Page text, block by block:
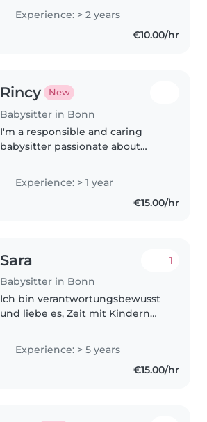
Betreuung von Babys und
Kleinkindern. Schon vorher habe
ich regelmäßig auf meinen
Experience: > 2 years
€10.00/hr
Rincy New
Babysitter in Bonn
I'm a responsible and caring
babysitter passionate about
aupair with two wonderfull in
English, German, Malayalam, and
Experience: > 1 year
€15.00/hr
Sara
Babysitter in Bonn
1
Ich bin verantwortungsbewusst
und liebe es, Zeit mit Kindern
besonders Babys und
Kleinkindern, zu verbringen. Ich
habe fünf Jahre Erfahrung und
Experience: > 5 years
€15.00/hr